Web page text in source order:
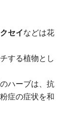
セイなどは花
する植物とし
ハーブは、抗
症の症状を和